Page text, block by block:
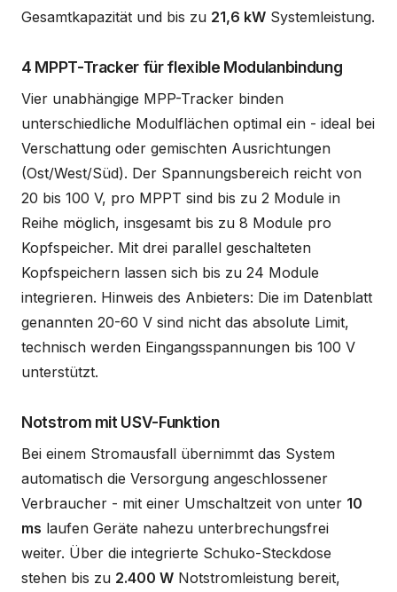
Gesamtkapazität und bis zu 21,6 kW Systemleistung.
4 MPPT-Tracker für flexible Modulanbindung
Vier unabhängige MPP-Tracker binden
unterschiedliche Modulflächen optimal ein - ideal bei
Verschattung oder gemischten Ausrichtungen
(Ost/West/Süd). Der Spannungsbereich reicht von
20 bis 100 V, pro MPPT sind bis zu 2 Module in
Reihe möglich, insgesamt bis zu 8 Module pro
Kopfspeicher. Mit drei parallel geschalteten
Kopfspeichern lassen sich bis zu 24 Module
integrieren. Hinweis des Anbieters: Die im Datenblatt
genannten 20-60 V sind nicht das absolute Limit,
technisch werden Eingangsspannungen bis 100 V
unterstützt.
Notstrom mit USV-Funktion
Bei einem Stromausfall übernimmt das System
automatisch die Versorgung angeschlossener
Verbraucher - mit einer Umschaltzeit von unter 10
ms laufen Geräte nahezu unterbrechungsfrei
weiter. Über die integrierte Schuko-Steckdose
stehen bis zu 2.400 W Notstromleistung bereit,